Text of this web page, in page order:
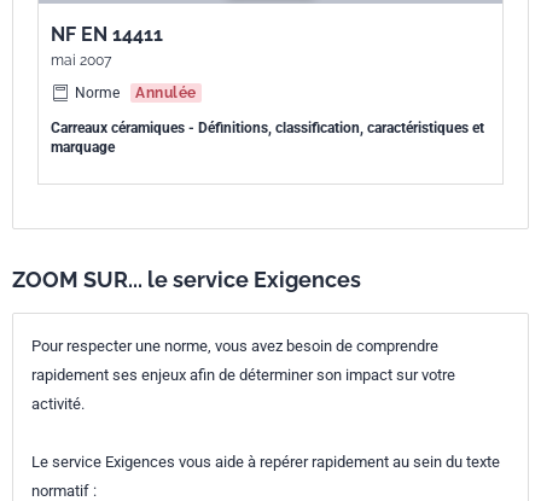
NF EN 14411
mai 2007
Norme
Annulée
Carreaux céramiques - Définitions, classification, caractéristiques et
marquage
ZOOM SUR... le service Exigences
Pour respecter une norme, vous avez besoin de comprendre
rapidement ses enjeux afin de déterminer son impact sur votre
activité.
Le service Exigences vous aide à repérer rapidement au sein du texte
normatif :